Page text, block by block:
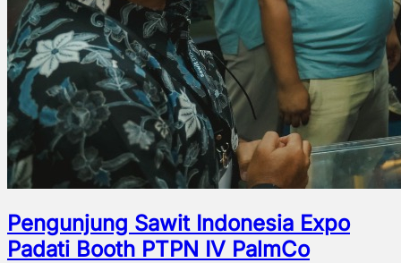
Pengunjung Sawit Indonesia Expo
Padati Booth PTPN IV PalmCo